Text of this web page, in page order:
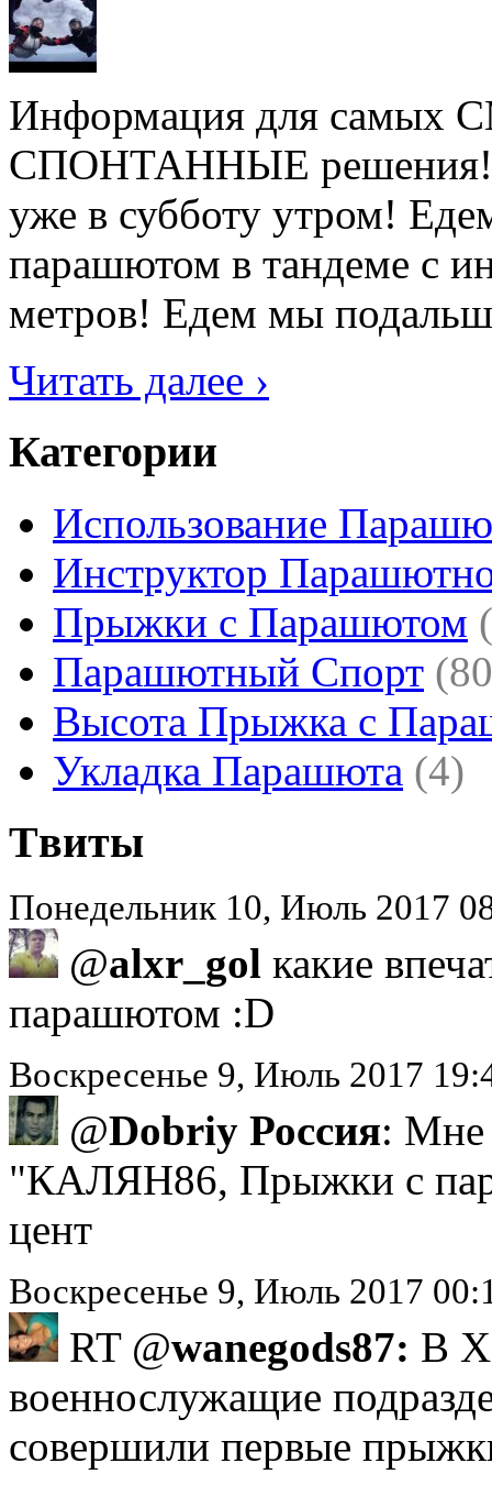
Информация для
СПОНТАННЫЕ решения!
уже в субботу утром!
парашютом в тандеме с
метров! Едем мы
Читать далее ›
Категории
Использование
Инструктор
Прыжки с Парашютом
Парашютный Спорт
Высота Прыжка с
Укладка Парашюта (4)
Tвиты
Понедельник 10, Июль 2017
@alxr_gol какие
парашютом :D
Воскресенье 9, Июль 2017
@Dobriy Россия: Мне
"КАЛЯН86, Прыжки с
цент
Воскресенье 9, Июль 2017
RT @wanegods87: В
военнослужащие
совершили первые